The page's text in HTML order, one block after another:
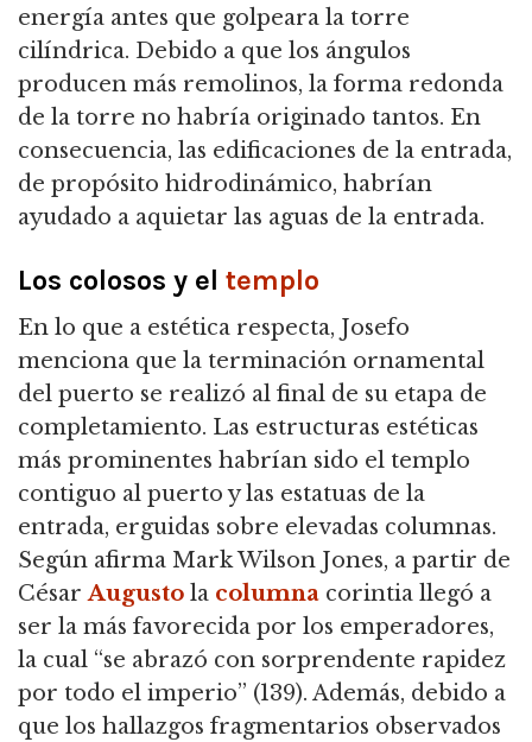
energía antes que golpeara la torre
cilíndrica. Debido a que los ángulos
producen más remolinos, la forma redonda
de la torre no habría originado tantos. En
consecuencia, las edificaciones de la entrada,
de propósito hidrodinámico, habrían
ayudado a aquietar las aguas de la entrada.
Los colosos y el templo
En lo que a estética respecta, Josefo
menciona que la terminación ornamental
del puerto se realizó al final de su etapa de
completamiento. Las estructuras estéticas
más prominentes habrían sido el templo
contiguo al puerto y las estatuas de la
entrada, erguidas sobre elevadas columnas.
Según afirma Mark Wilson Jones, a partir de
CésarAugusto la columna corintia llegó a
ser la más favorecida por los emperadores,
la cual “se abrazó con sorprendente rapidez
por todo el imperio” (139). Además, debido a
que los hallazgos fragmentarios observados